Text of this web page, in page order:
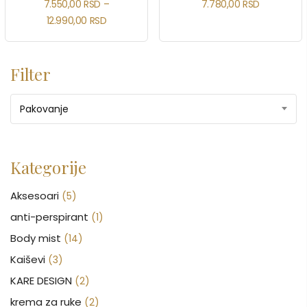
7.550,00RSD –
12.990,00 RSD
7.780,00RSD
Filter
Pakovanje
Kategorije
Aksesoari (5)
anti-perspirant (1)
Body mist (14)
Kaiševi (3)
KARE DESIGN (2)
krema za ruke (2)